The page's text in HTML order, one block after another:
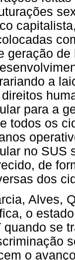
geração
a
para a
todos os
no SUS
de
dos
Alves,
o
quando se
o